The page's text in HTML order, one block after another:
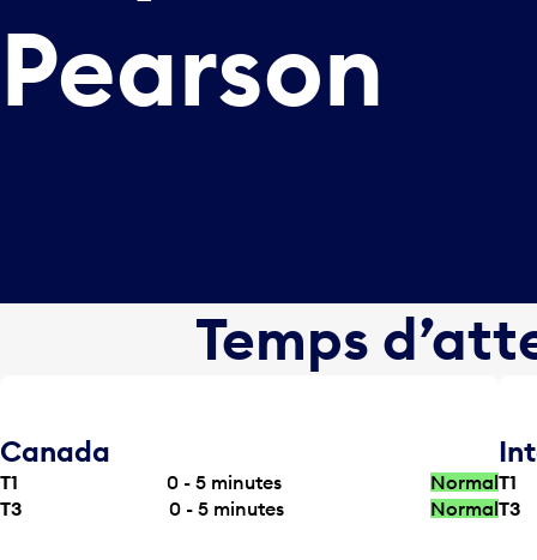
Pearson
Temps
Canada
T1 0 - 5 minutes
Normal
T3
0 - 5minutes Normal
T1
T3